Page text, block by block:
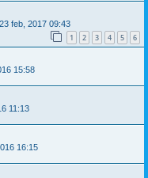
feb, 2017 09:43
1 2 3 4 5 6
15:58
11:13
16:15